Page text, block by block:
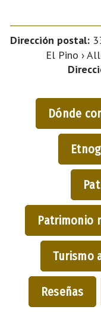
Dirección postal:
El Pino ›
Dónde
Patrimonio
Turismo
Reseñas